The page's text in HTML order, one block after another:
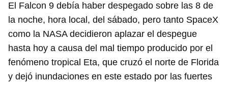
El Falcon 9 debía haber despegado sobre las 8 de
la noche, hora local, del sábado, pero tanto SpaceX
como la NASA decidieron aplazar el despegue
hasta hoy a causa del mal tiempo producido por el
fenómeno tropical Eta, que cruzó el norte de Florida
y dejó inundaciones en este estado por las fuertes